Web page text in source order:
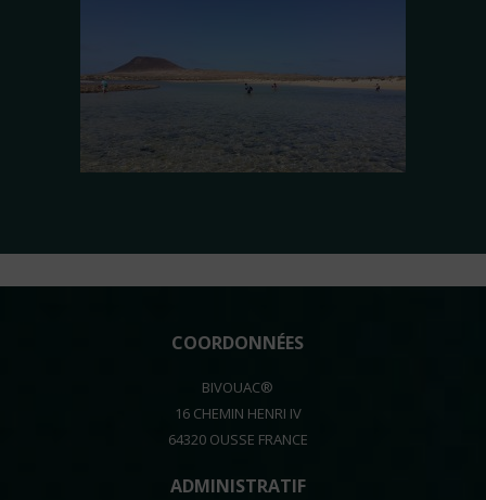
COORDONNÉES
BIVOUAC®
16 CHEMIN HENRI IV
64320 OUSSE FRANCE
ADMINISTRATIF